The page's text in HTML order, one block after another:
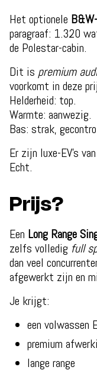
Het optionele
paragraaf: 1.320
de Polestar-cabin.
Dit is premium
voorkomt in deze
Helderheid: top.
Warmte: aanwezig.
Bas: strak,
Er zijn luxe-EV’s
Echt.
Prijs?
Een Long Range
zelfs volledig full
dan veel
afgewerkt zijn en
Je krijgt:
een volwassen
premium
lange range